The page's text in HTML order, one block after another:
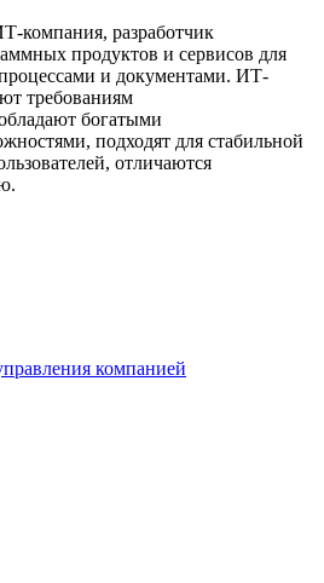
компания, разработчик
продуктов и сервисов для
и документами. ИТ-
требованиям
богатыми
подходят для стабильной
отличаются
компанией